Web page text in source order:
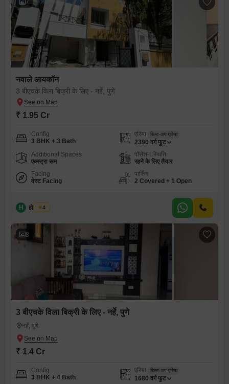
7
नवाले आयकॉन
3 बीएचके विला बिक्री के लिए - नर्हे, पुणे
₹ 1.95 Cr
Config
3 BHK + 3 Bath
एरिया बिल्ट-अप एरिया
2390 वर्ग फुट
Additional Spaces
एक्स्ट्रा रूम
पॉसेशन स्थिति
रहने के लिए तैयार
Facing
वेस्ट Facing
पार्किंग
2 Covered + 1 Open
H होम स्टोरी
4
8
3 बीएचके विला बिक्री के लिए - नर्हे, पुणे
नर्हे, पुणे
₹ 1.4 Cr
Config
3 BHK + 4 Bath
एरिया बिल्ट-अप एरिया
1680 वर्ग फुट